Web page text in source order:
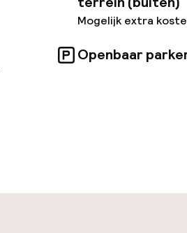
Mogelijk extra
Openbaar